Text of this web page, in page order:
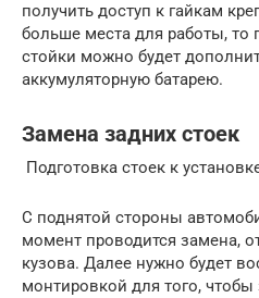
получить доступ к гайкам
больше места для работы, то
стойки можно будет
аккумуляторную батарею.
Замена задних стоек
Подготовка стоек к
С поднятой стороны
момент проводится замена,
кузова. Далее нужно будет
монтировкой для того, чтобы